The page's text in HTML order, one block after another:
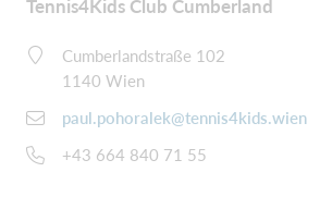
Tennis4Kids Club Cumberland
Cumberlandstraße 102
1140 Wien
paul.pohoralek@tennis4kids.wien
+43 664 840 71 55